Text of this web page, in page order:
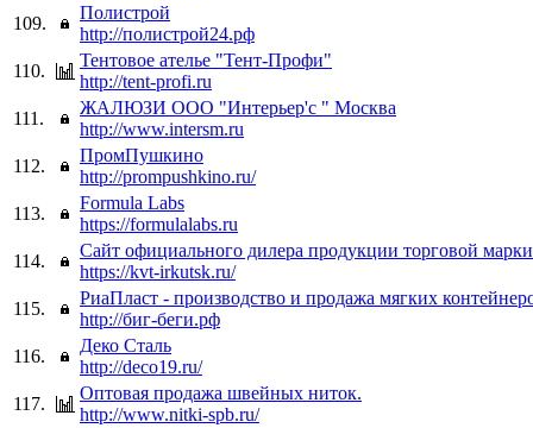
109.
Полистрой
http://полистрой24.рф
110.
Тентовое ателье "Тент-Профи"
http://tent-profi.ru
111.
ЖАЛЮЗИ ООО "Интерьер'c " Москва
http://www.intersm.ru
112.
ПромПушкино
http://prompushkino.ru/
113.
Formula Labs
https://formulalabs.ru
114.
Сайт официального дилера продукции торговой
https://kvt-irkutsk.ru/
115.
РиаПласт - производство и продажа мягких
http://биг-беги.рф
116.
Деко Сталь
http://deco19.ru/
117.
Оптовая продажа швейных ниток.
http://www.nitki-spb.ru/